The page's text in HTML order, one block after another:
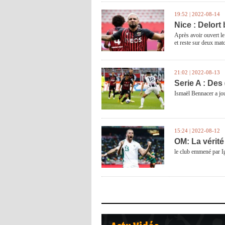
19:52 | 2022-08-14
Nice : Delort
Après avoir ouvert
et reste sur deux
21:02 | 2022-08-13
Serie A :
Ismaël Bennacer a
15:24 | 2022-08-12
OM: La
le club emmené par